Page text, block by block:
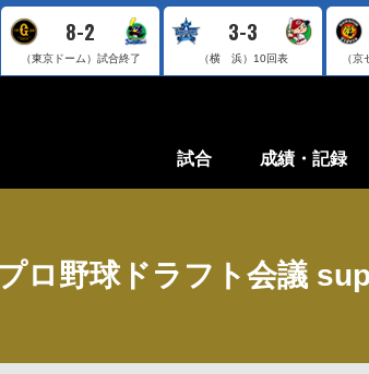
8-2
（東京ドーム） 試合終了
3-3
（横 浜） 10回表 （京
試合 成績・記録
ロ野球ドラフト会議